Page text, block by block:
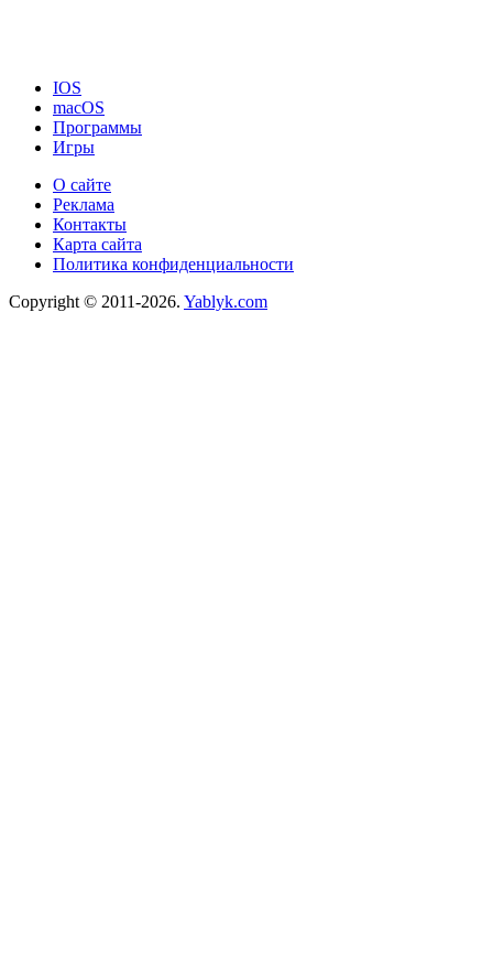
IOS
macOS
Программы
Игры
О сайте
Реклама
Контакты
Карта сайта
Политика конфиденциальности
Copyright © 2011-2026. Yablyk.сom